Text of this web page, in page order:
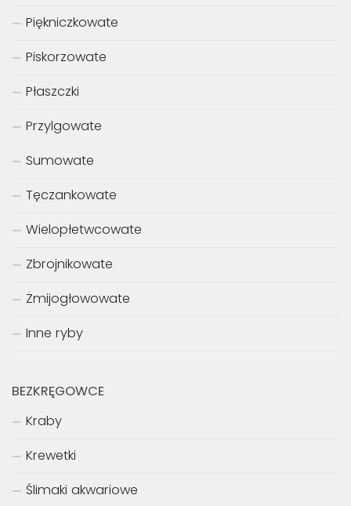
Piękniczkowate
Piskorzowate
Płaszczki
Przylgowate
Sumowate
Tęczankowate
Wielopłetwcowate
Zbrojnikowate
Żmijogłowowate
Inne ryby
BEZKRĘGOWCE
Kraby
Krewetki
Ślimaki akwariowe